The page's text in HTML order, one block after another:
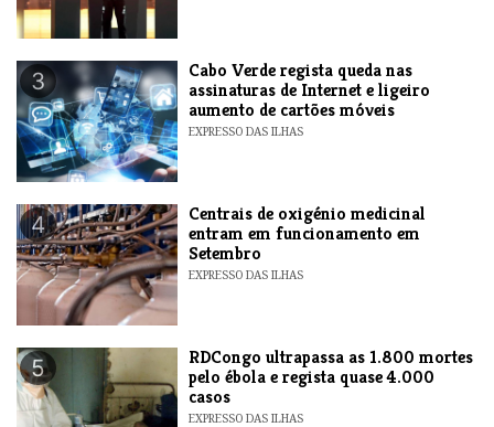
3
Cabo Verde regista queda nas
assinaturas de Internet e ligeiro
aumento de cartões móveis
EXPRESSO DAS ILHAS
4
Centrais de oxigénio medicinal
entram em funcionamento em
Setembro
EXPRESSO DAS ILHAS
5
RDCongo ultrapassa as 1.800 mortes
pelo ébola e regista quase 4.000
casos
EXPRESSO DAS ILHAS